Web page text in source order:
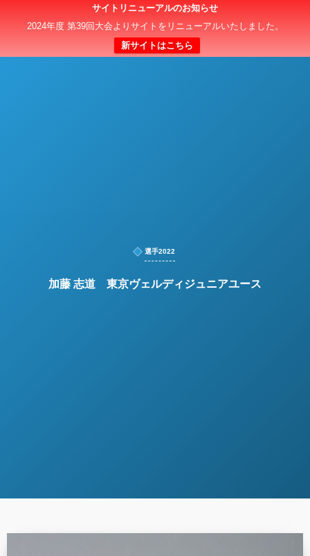
サイトリニューアルのお知らせ
2024年度 第39回大会よりサイトをリニューアルいたしました。
新サイトはこちら
日本クラブユースサッカー選手権（U-15）大会
選手2022
加藤 志道 東京ヴェルディジュニアユース